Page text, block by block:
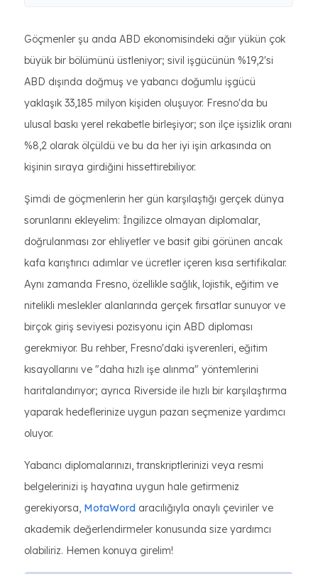
Göçmenler şu anda ABD ekonomisindeki ağır yükün çok
büyük bir bölümünü üstleniyor; sivil işgücünün %19,2'si
ABD dışında doğmuş ve yabancı doğumlu işgücü
yaklaşık 33,185 milyon kişiden oluşuyor. Fresno'da bu
ulusal baskı yerel rekabetle birleşiyor; son ilçe işsizlik oranı
%8,2 olarak ölçüldü ve bu da her iyi işin arkasında on
kişinin sıraya girdiğini hissettirebiliyor.
Şimdi de göçmenlerin her gün karşılaştığı gerçek dünya
sorunlarını ekleyelim: İngilizce olmayan diplomalar,
doğrulanması zor ehliyetler ve basit gibi görünen ancak
kafa karıştırıcı adımlar ve ücretler içeren kısa sertifikalar.
Aynı zamanda Fresno, özellikle sağlık, lojistik, eğitim ve
nitelikli meslekler alanlarında gerçek fırsatlar sunuyor ve
birçok giriş seviyesi pozisyonu için ABD diploması
gerekmiyor. Bu rehber, Fresno'daki işverenleri, eğitim
kısayollarını ve "daha hızlı işe alınma" yöntemlerini
haritalandırıyor; ayrıca Riverside ile hızlı bir karşılaştırma
yaparak hedeflerinize uygun pazarı seçmenize yardımcı
oluyor.
Yabancı diplomalarınızı, transkriptlerinizi veya resmi
belgelerinizi iş hayatına uygun hale getirmeniz
gerekiyorsa, MotaWord aracılığıyla onaylı çeviriler ve
akademik değerlendirmeler konusunda size yardımcı
olabiliriz. Hemen konuya girelim!